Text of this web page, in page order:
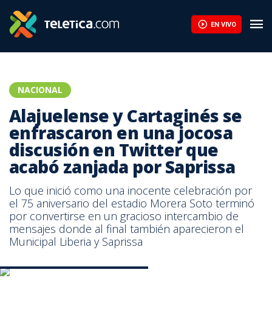
EN VIVO
NACIONAL
Alajuelense y Cartaginés se
enfrascaron en una jocosa
discusión en Twitter que
acabó zanjada por Saprissa
Lo que inició como una inocente celebración por
el 75 aniversario del estadio Morera Soto terminó
por convertirse en un gracioso intercambio de
mensajes donde al final también aparecieron el
Municipal Liberia y Saprissa